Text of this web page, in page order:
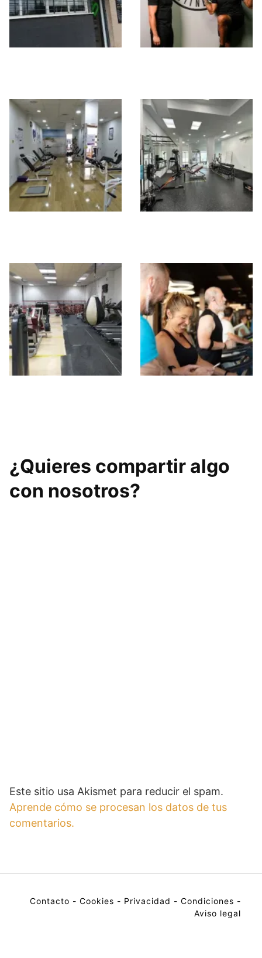
¿Quieres compartir algo
con nosotros?
Este sitio usa Akismet para reducir el spam.
Aprende cómo se procesan los datos de tus
comentarios.
Contacto - Cookies - Privacidad - Condiciones -
Aviso legal